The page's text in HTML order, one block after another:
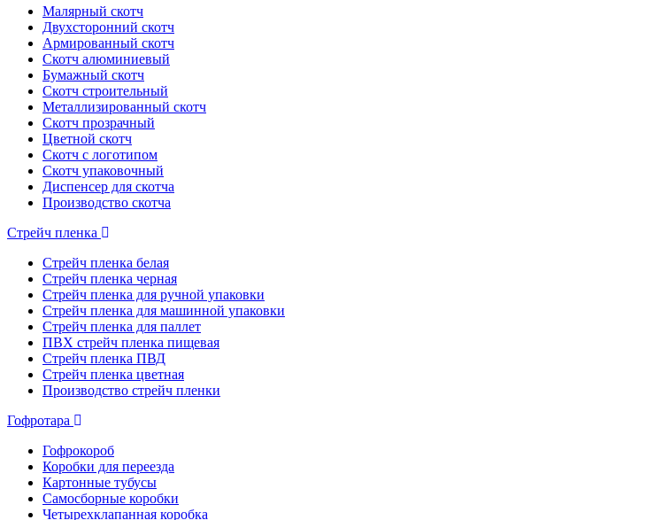
Малярный скотч
Двухсторонний скотч
Армированный скотч
Скотч алюминиевый
Бумажный скотч
Скотч строительный
Металлизированный скотч
Скотч прозрачный
Цветной скотч
Скотч с логотипом
Скотч упаковочный
Диспенсер для скотча
Производство скотча
Стрейч пленка
Стрейч пленка белая
Стрейч пленка черная
Стрейч пленка для ручной упаковки
Стрейч пленка для машинной упаковки
Стрейч пленка для паллет
ПВХ стрейч пленка пищевая
Cтрейч пленка ПВД
Стрейч пленка цветная
Производство стрейч пленки
Гофротара
Гофрокороб
Коробки для переезда
Картонные тубусы
Самосборные коробки
Четырехклапанная коробка